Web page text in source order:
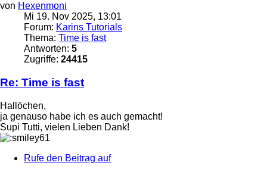
von Hexenmoni
Mi 19. Nov 2025, 13:01
Forum: Karins Tutorials
Thema: Time is fast
Antworten: 5
Zugriffe: 24415
Re: Time is fast
Hallöchen,
ja genauso habe ich es auch gemacht!
Supi Tutti, vielen Lieben Dank!
Rufe den Beitrag auf